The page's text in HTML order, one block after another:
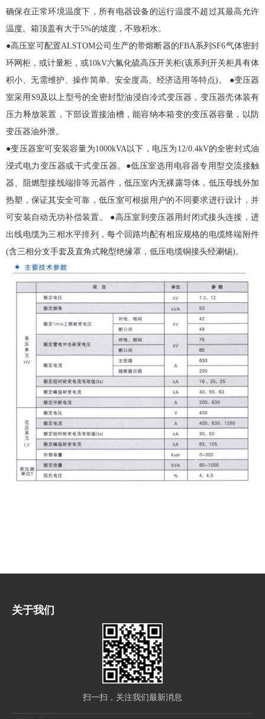
确保在正常环境温度下，所有电器设备的运行温度不超过其最高允许
温度。箱顶盖有大于5%的坡度，不致积水。
●高压室可配置ALSTOM公司生产的带熔断器的FBA系列SF6气体密封
环网柜，或计量柜，或10kV六氟化硫高压开关柜(该系列开关柜具有体
积小、无需维护、操作简单、安全度高、经济适用等特点)。 ●变压器
室采用S9及以上型号的全密封型油浸自冷式变压器 ， 变压器壳体装有
压力释放装置，下部设置接油槽，能容纳本箱变的变压器容量，以防
变压器油外泄。
●变压器室可安装容量为1000kVA以下，电压为12/0.4kV的全密封式油
浸式电力 变压器或干式变压器。●低压室选用电容器专用型交流接触
器、阻燃型接线端排等元器件，低压室内无裸露导体，低压母线外加
热塑，保证其安全可靠，低压室可根据用户的不同要求进行设计，并
可安装自动无功补偿装置。 ●高压室到 变压器用封闭式接头连接，进
出线电缆为三相水平排列，每个回路均配有相应规格的电缆终端附件
(含三相分支手套及直角式靴型绝缘罩，低压电缆铜接头经涮锡)。
关于我们
扫一扫，关注我们最新消息